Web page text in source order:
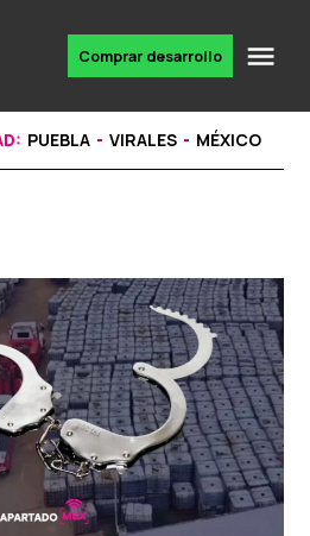
Comprar desarrollo
PUEBLA VIRALES MÉXICO